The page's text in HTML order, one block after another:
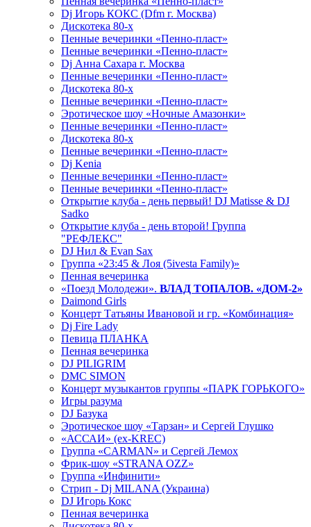
Dj Игорь КОКС (Dfm г. Москва)
Дискотека 80-х
Пенные вечеринки «Пенно-пласт»
Пенные вечеринки «Пенно-пласт»
Dj Анна Сахара г. Москва
Пенные вечеринки «Пенно-пласт»
Дискотека 80-х
Пенные вечеринки «Пенно-пласт»
Эротическое шоу «Ночные Амазонки»
Пенные вечеринки «Пенно-пласт»
Дискотека 80-х
Пенные вечеринки «Пенно-пласт»
Dj Kenia
Пенные вечеринки «Пенно-пласт»
Пенные вечеринки «Пенно-пласт»
Открытие клуба - день первый! DJ Matisse & DJ
Sadko
Открытие клуба - день второй! Группа
"РЕФЛЕКС"
DJ Нил & Evan Sax
Группа «23:45 & Лоя (5ivesta Family)»
Пенная вечеринка
«Поезд Молодежи». ВЛАД ТОПАЛОВ. «ДОМ-2»
Daimond Girls
Концерт Татьяны Ивановой и гр. «Комбинация»
Dj Fire Lady
Певица ПЛАНКА
Пенная вечеринка
DJ PILIGRIM
DMC SIMON
Концерт музыкантов группы «ПАРК ГОРЬКОГО»
Игры разума
DJ Базука
Эротическое шоу «Тарзан» и Сергей Глушко
«АССАИ» (ex-KREC)
Группа «CARMAN» и Сергей Лемох
Фрик-шоу «STRANA OZZ»
Группа «Инфинити»
Стрип - Dj MILANA (Украина)
DJ Игорь Кокс
Пенная вечеринка